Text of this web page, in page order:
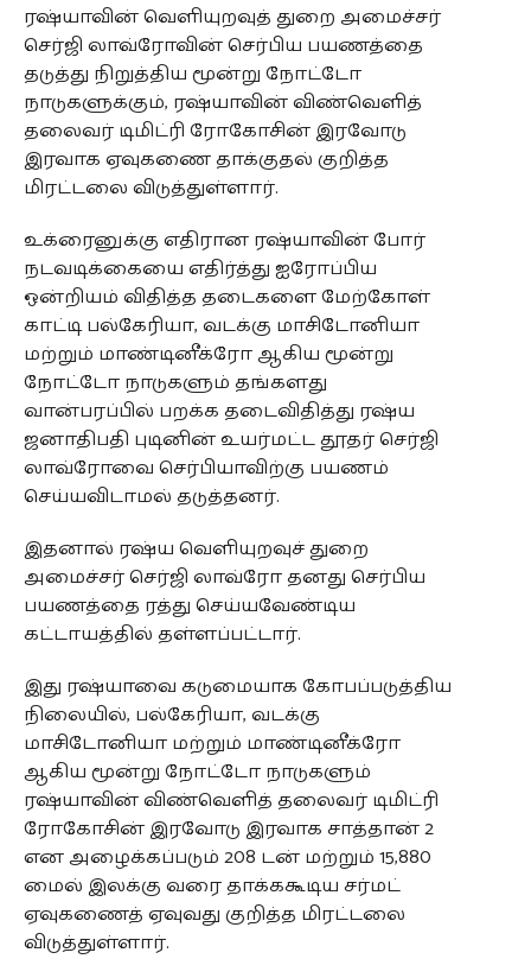
ரஷ்யாவின் வெளியுறவுத் துறை அமைச்சர்
செர்ஜி லாவ்ரோவின் செர்பிய பயணத்தை
தடுத்து நிறுத்திய மூன்று நோட்டோ
நாடுகளுக்கும், ரஷ்யாவின் விண்வெளித்
தலைவர் டிமிட்ரி ரோகோசின் இரவோடு
இரவாக ஏவுகணை தாக்குதல் குறித்த
மிரட்டலை விடுத்துள்ளார்.
உக்ரைனுக்கு எதிரான ரஷ்யாவின் போர்
நடவடிக்கையை எதிர்த்து ஐரோப்பிய
ஒன்றியம் விதித்த தடைகளை மேற்கோள்
காட்டி பல்கேரியா, வடக்கு மாசிடோனியா
மற்றும் மாண்டினீக்ரோ ஆகிய மூன்று
நோட்டோ நாடுகளும் தங்களது
வான்பரப்பில் பறக்க தடைவிதித்து ரஷ்ய
ஜனாதிபதி புடினின் உயர்மட்ட தூதர் செர்ஜி
லாவ்ரோவை செர்பியாவிற்கு பயணம்
செய்யவிடாமல் தடுத்தனர்.
இதனால் ரஷ்ய வெளியுறவுச் துறை
அமைச்சர் செர்ஜி லாவ்ரோ தனது செர்பிய
பயணத்தை ரத்து செய்யவேண்டிய
கட்டாயத்தில் தள்ளப்பட்டார்.
இது ரஷ்யாவை கடுமையாக கோபப்படுத்திய
நிலையில், பல்கேரியா, வடக்கு
மாசிடோனியா மற்றும் மாண்டினீக்ரோ
ஆகிய மூன்று நோட்டோ நாடுகளும்
ரஷ்யாவின் விண்வெளித் தலைவர் டிமிட்ரி
ரோகோசின் இரவோடு இரவாக சாத்தான் 2
என அழைக்கப்படும் 208 டன் மற்றும் 15,880
மைல் இலக்கு வரை தாக்ககூடிய சர்மட்
ஏவுகணைத் ஏவுவது குறித்த மிரட்டலை
விடுத்துள்ளார்.